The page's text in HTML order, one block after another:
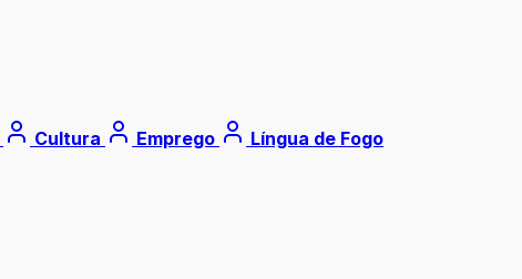
Cultura Emprego Língua de Fogo